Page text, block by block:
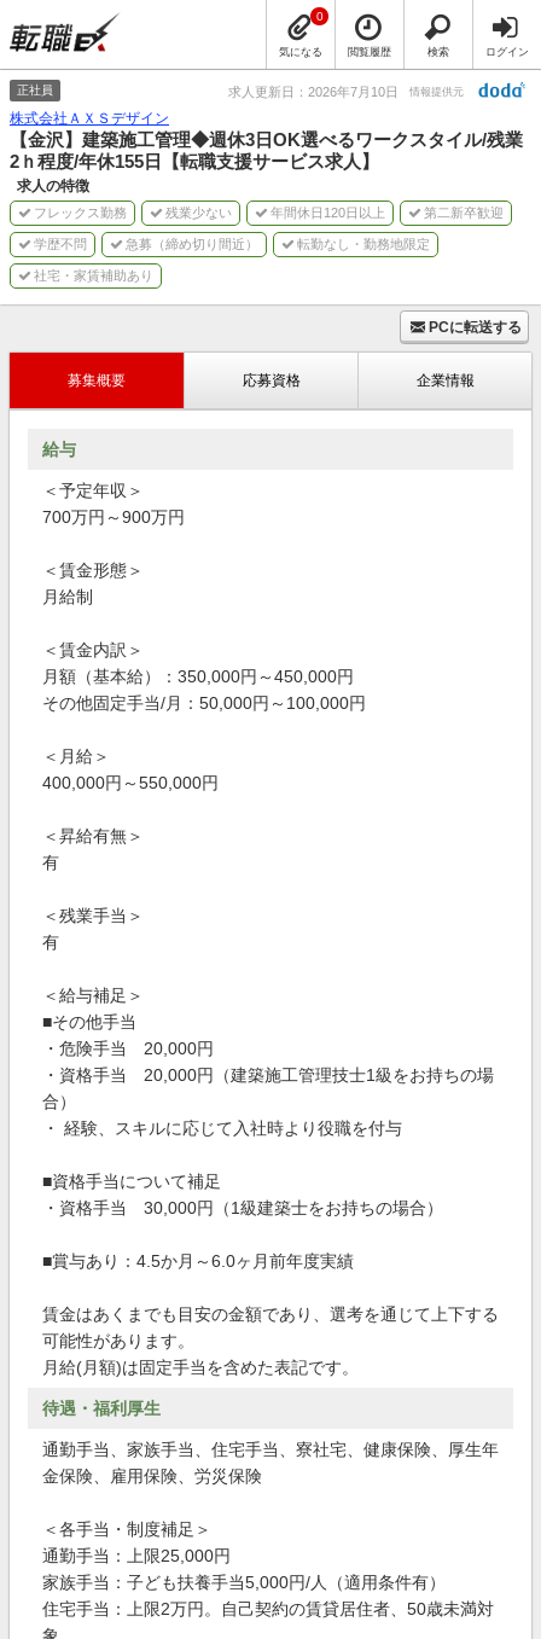
気になる
0
閲覧履歴 検索 ログイン
正社員 求人更新日：2026年7月10日 情報提供元
株式会社ＡＸＳデザイン
【金沢】建築施工管理◆週休3日OK選べるワークスタイル/残業
2ｈ程度/年休155日【転職支援サービス求人】
求人の特徴
フレックス勤務 残業少ない 年間休日120日以上 第二新卒歓迎
学歴不問 急募（締め切り間近） 転勤なし・勤務地限定
社宅・家賃補助あり
PCに転送する
募集概要 応募資格 企業情報
給与
＜予定年収＞
700万円～900万円
＜賃金形態＞
月給制
＜賃金内訳＞
月額（基本給）：350,000円～450,000円
その他固定手当/月：50,000円～100,000円
＜月給＞
400,000円～550,000円
＜昇給有無＞
有
＜残業手当＞
有
＜給与補足＞
■その他手当
・危険手当 20,000円
・資格手当 20,000円（建築施工管理技士1級をお持ちの場
合）
・ 経験、スキルに応じて入社時より役職を付与
■資格手当について補足
・資格手当 30,000円（1級建築士をお持ちの場合）
■賞与あり：4.5か月～6.0ヶ月前年度実績
賃金はあくまでも目安の金額であり、選考を通じて上下する
可能性があります。
月給(月額)は固定手当を含めた表記です。
待遇・福利厚生
通勤手当、家族手当、住宅手当、寮社宅、健康保険、厚生年
金保険、雇用保険、労災保険
＜各手当・制度補足＞
通勤手当：上限25,000円
家族手当：子ども扶養手当5,000円/人（適用条件有）
住宅手当：上限2万円。自己契約の賃貸居住者、50歳未満対